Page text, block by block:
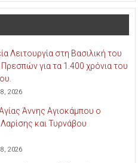
Λειτουργία στη Βασιλική του
Πρεσπών για τα 1.400 χρόνια του
2026
Άννης Αγιοκάμπου ο
και Τυρνάβου
2026